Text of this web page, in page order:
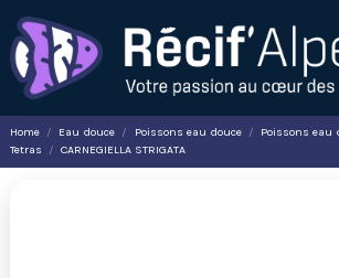
Home Eau douce Poissons eau douce
Poissons eau
Tetras
CARNEGIELLA STRIGATA